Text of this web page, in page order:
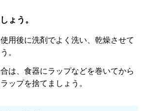
ょう。
用後に洗剤でよく洗い、乾燥させて
。
は、食器にラップなどを巻いてから
ップを捨てましょう。